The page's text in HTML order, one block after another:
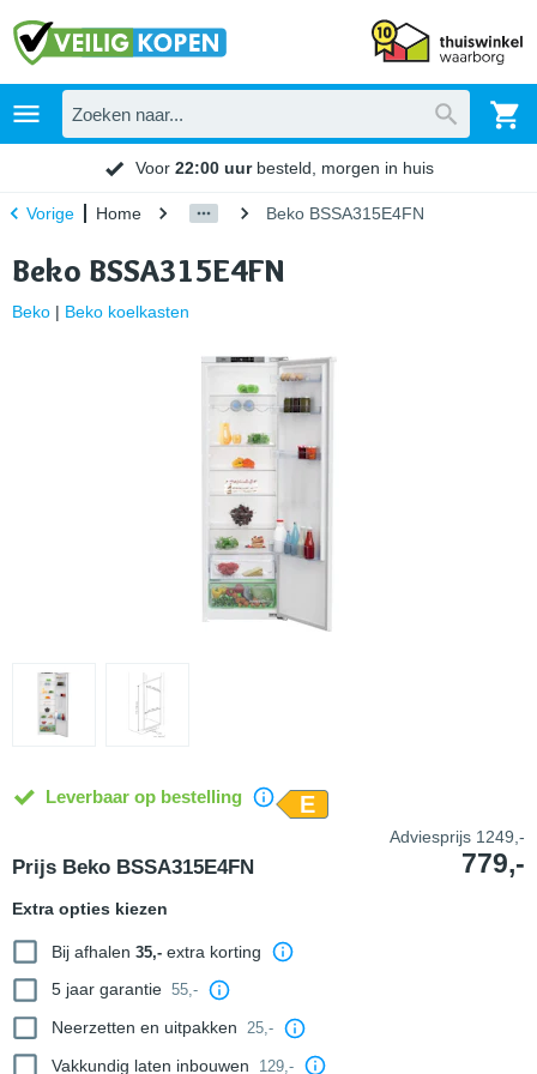
Voor 22:00 uurbesteld, morgen in huis
Vorige Home Beko BSSA315E4FN
Beko BSSA315E4FN
Beko | Beko koelkasten
Leverbaar op bestelling E
Prijs Beko BSSA315E4FN
Adviesprijs 1249,-
779,-
Extra opties kiezen
Bij afhalen 35,-extra korting
5 jaar garantie 55,-
Neerzetten en uitpakken 25,-
Vakkundig laten inbouwen 129,-